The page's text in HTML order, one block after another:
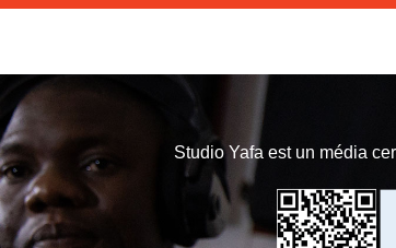
Studio Yafa est un média